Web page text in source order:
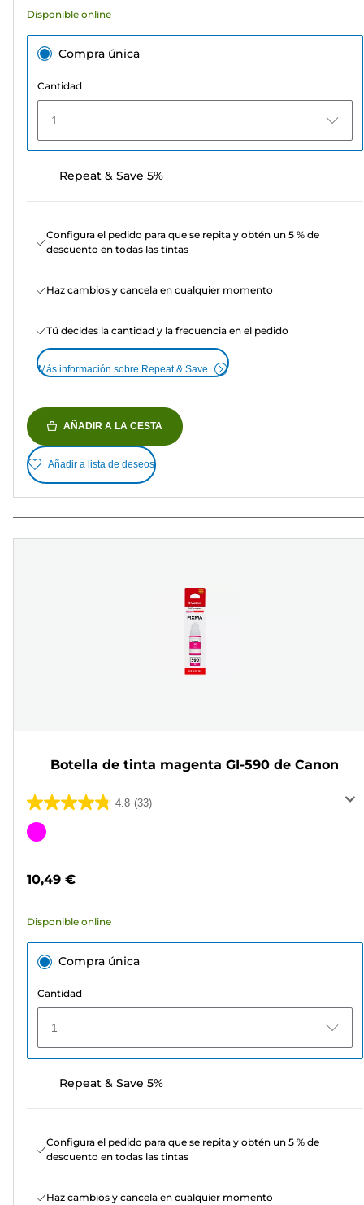
Disponible online
Compra única
Cantidad
1
Repeat & Save 5%
Configura el pedido para que se repita y obtén un 5 % de
descuento en todas las tintas
Haz cambios y cancela en cualquier momento
Tú decides la cantidad y la frecuencia en el pedido
Más información sobre Repeat & Save
AÑADIR A LA CESTA
Añadir a lista de deseos
Botella de tinta magenta GI-590 de Canon
4.8 (33)
4.8
de
33
Cartucho
10,49 €
Disponible online
Compra única
Cantidad
1
Repeat & Save 5%
Configura el pedido para que se repita y obtén un 5 % de
descuento en todas las tintas
Haz cambios y cancela en cualquier momento